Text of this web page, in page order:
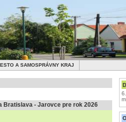
A SAMOSPRÁVNY KRAJ
Bratislava - Jarovce pre rok 2026